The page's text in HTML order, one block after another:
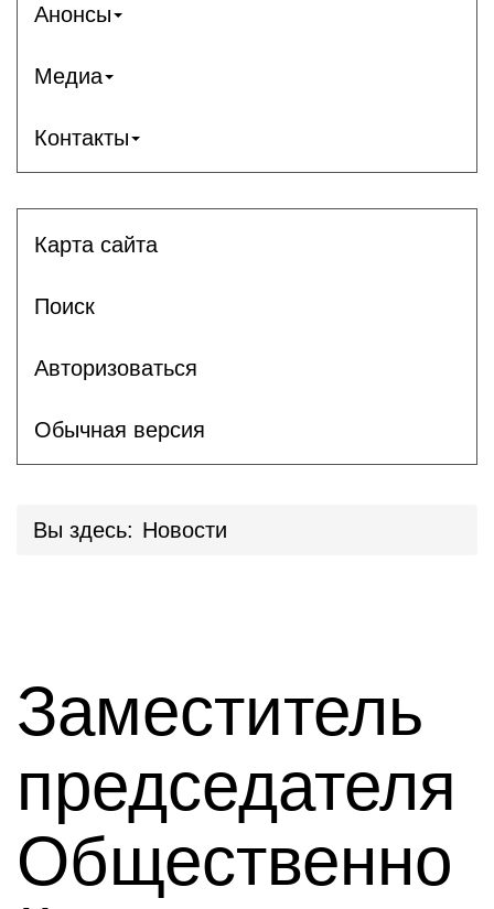
Анонсы
Медиа
Контакты
Карта сайта
Поиск
Авторизоваться
Обычная версия
Вы здесь: Новости
Заместитель
председателя
Общественно